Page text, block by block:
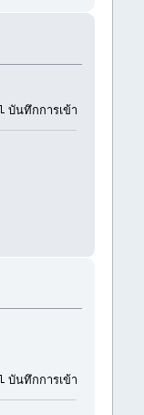
บันทึกการเข้า
บันทึกการเข้า